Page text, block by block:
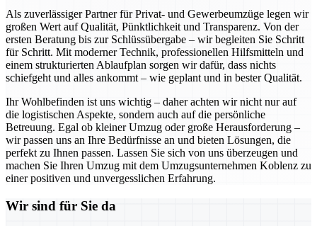
Als zuverlässiger Partner für Privat- und Gewerbeumzüge legen wir
großen Wert auf Qualität, Pünktlichkeit und Transparenz. Von der
ersten Beratung bis zur Schlüssübergabe – wir begleiten Sie Schritt
für Schritt. Mit moderner Technik, professionellen Hilfsmitteln und
einem strukturierten Ablaufplan sorgen wir dafür, dass nichts
schiefgeht und alles ankommt – wie geplant und in bester Qualität.
Ihr Wohlbefinden ist uns wichtig – daher achten wir nicht nur auf
die logistischen Aspekte, sondern auch auf die persönliche
Betreuung. Egal ob kleiner Umzug oder große Herausforderung –
wir passen uns an Ihre Bedürfnisse an und bieten Lösungen, die
perfekt zu Ihnen passen. Lassen Sie sich von uns überzeugen und
machen Sie Ihren Umzug mit dem Umzugsunternehmen Koblenz zu
einer positiven und unvergesslichen Erfahrung.
Wir sind für Sie da